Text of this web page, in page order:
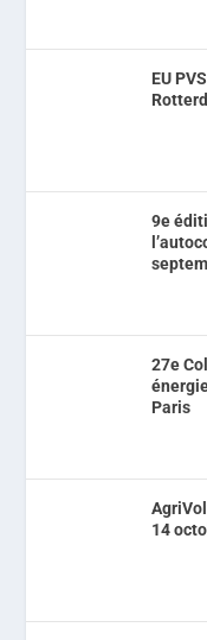
EU
9e
27e
Paris
14